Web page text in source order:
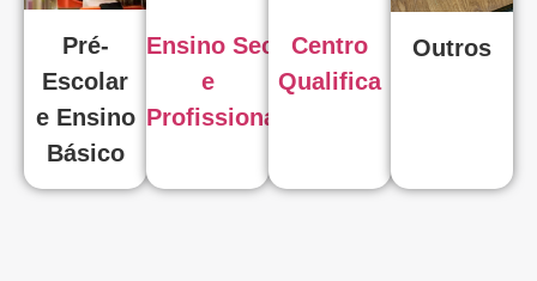
Pré-
Escolar
e Ensino
Básico
Ensino Secundário
e
Profissional
Centro
Qualifica
Outros